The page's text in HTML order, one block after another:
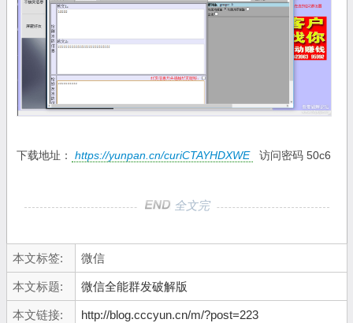
下载地址： https://yunpan.cn/curiCTAYHDXWE 访问密码 50c6
全文完
本文标签: 微信
本文标题: 微信全能群发破解版
本文链接: http://blog.cccyun.cn/m/?post=223